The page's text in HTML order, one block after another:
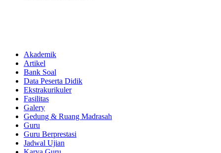
Akademik
Artikel
Bank Soal
Data Peserta Didik
Ekstrakurikuler
Fasilitas
Galery
Gedung & Ruang Madrasah
Guru
Guru Berprestasi
Jadwal Ujian